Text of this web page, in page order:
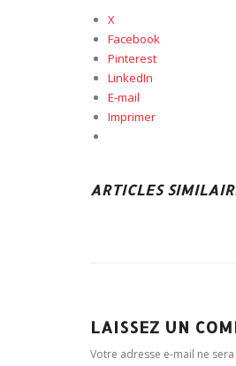
X
Facebook
Pinterest
LinkedIn
E-mail
Imprimer
ARTICLES
LAISSEZ UN
Votre adresse e-mail ne